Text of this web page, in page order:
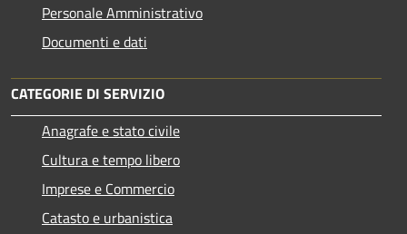
Personale Amministrativo
Documenti e dati
CATEGORIE DI SERVIZIO
Anagrafe e stato civile
Cultura e tempo libero
Imprese e Commercio
Catasto e urbanistica